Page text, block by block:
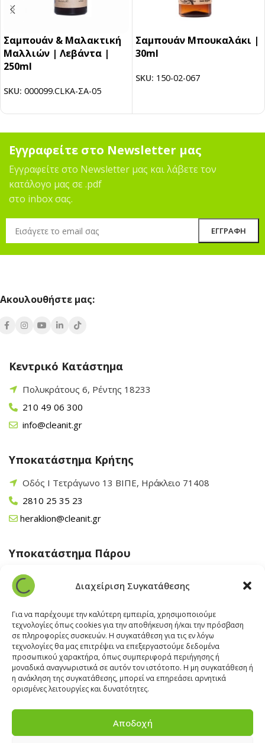
Διαχείριση Συγκατάθεσης
Για να παρέχουμε την καλύτερη εμπειρία, χρησιμοποιούμε
τεχνολογίες όπως cookies για την αποθήκευση ή/και την πρόσβαση
σε πληροφορίες συσκευών. Η συγκατάθεση για τις εν λόγω
τεχνολογίες θα μας επιτρέψει να επεξεργαστούμε δεδομένα
προσωπικού χαρακτήρα, όπως συμπεριφορά περιήγησης ή
μοναδικά αναγνωριστικά σε αυτόν τον ιστότοπο. Η μη συγκατάθεση ή
η ανάκληση της συγκατάθεσης, μπορεί να επηρεάσει αρνητικά
ορισμένες λειτουργίες και δυνατότητες.
Αποδοχή
Σαμπουάν & Μαλακτική
Μαλλιών | Λεβάντα |
250ml
SKU: 000099.CLΚΑ-ΣΑ-05
Σαμπουάν Μπουκαλάκι |
30ml
SKU: 150-02-067
Εγγραφείτε στο Newsletter μας
Εγγραφείτε στο Newsletter μας και λάβετε τον
κατάλογο μας σε .pdf
στο inbox σας.
Ακουλουθήστε μας:
Κεντρικό Κατάστημα
Πολυκράτους 6, Ρέντης 18233
210 49 06 300
info@cleanit.gr
Υποκατάστημα Κρήτης
Οδός Ι Τετράγωνο 13 ΒΙΠΕ, Ηράκλειο 71408
2810 25 35 23
heraklion@cleanit.gr
Υποκατάστημα Πάρου
Άγιος Βλάσης Αρχίλοχος, Πάρος 84400
22840 43 163
paros@cleanit.gr
Υποκατάστημα Σαντορίνης
Έξω Γωνία, Σαντορίνη847 00
22860 22322